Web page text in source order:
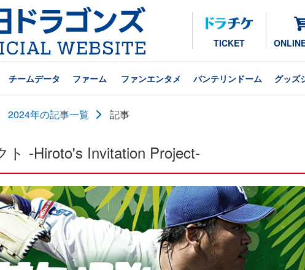
TICKET
チームデータ ファーム ファンエンタメ バンテリンドーム グッズ
2024年の記事一覧 記事
-Hiroto's Invitation Project-